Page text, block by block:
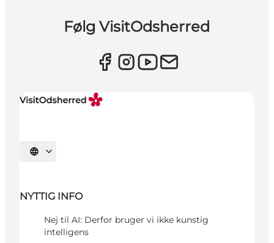
Følg VisitOdsherred
Vælg sprog
NYTTIG INFO
Nej til AI: Derfor bruger vi ikke kunstig
intelligens